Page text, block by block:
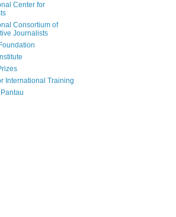
Center for
Consortium of
Journalists
International Training